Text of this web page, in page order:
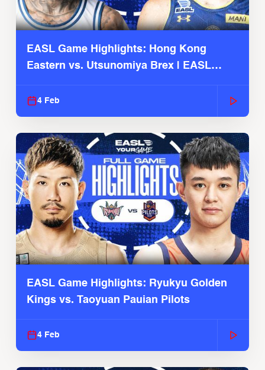
EASL Game Highlights: Hong Kong
Eastern vs. Utsunomiya Brex | EASL
4 Feb
EASL Game Highlights: Ryukyu Golden
Kings vs. Taoyuan Pauian Pilots
4 Feb